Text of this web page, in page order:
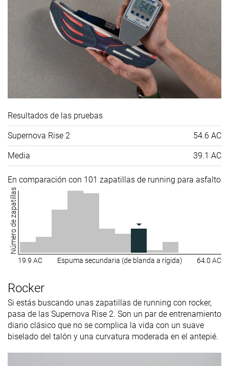
Resultados de las pruebas
Supernova Rise 2 54.6 AC
Media 39.1 AC
En comparación con 101 zapatillas de running para asfalto
Número de zapatillas
19.9 AC Espuma secundaria (de blanda a rígida) 64.0 AC
Rocker
Si estás buscando unas zapatillas de running con rocker,
pasa de las Supernova Rise 2. Son un par de entrenamiento
diario clásico que no se complica la vida con un suave
biselado del talón y una curvatura moderada en el antepié.